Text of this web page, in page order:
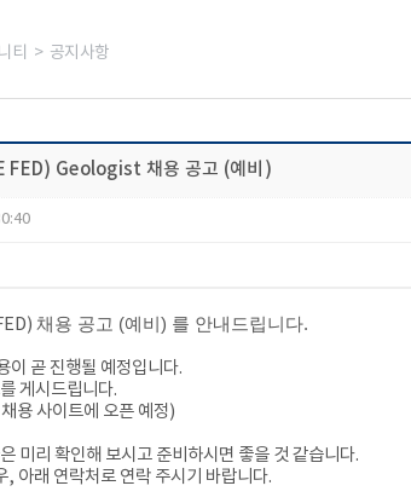
티 > 공지사항
FED) Geologist 채용 공고 (예비)
채용 공고 (예비) 를 안내드립니다.
이 곧 진행될 예정입니다.
게시 드립니다.
채용사이트에 오픈 예정)
미리 확인해 보시고 준비하시면 좋을 것 같습니다.
, 아래 연락처로 연락 주시기 바랍니다.